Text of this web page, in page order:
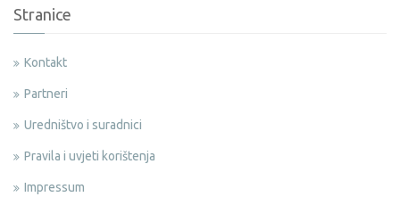
Stranice
Kontakt
Partneri
Uredništvo i suradnici
Pravila i uvjeti korištenja
Impressum